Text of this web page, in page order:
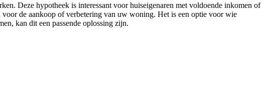
Deze hypotheek is interessant voor huiseigenaren met voldoende inkomen of
de aankoop of verbetering van uw woning. Het is een optie voor wie
kan dit een passende oplossing zijn.